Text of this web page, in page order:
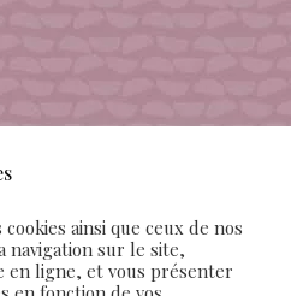
e-mails Mañana Maison
pris connaissance des
ainsi que ceux de nos
navigation sur le site,
en ligne, et vous présenter